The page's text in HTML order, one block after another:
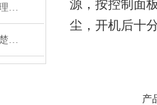
高精度温控仪能提升温度管理的精准性和效率
在选择恒温混匀仪前，先清楚实验的需求
源，按控制面
尘，开机后十
产